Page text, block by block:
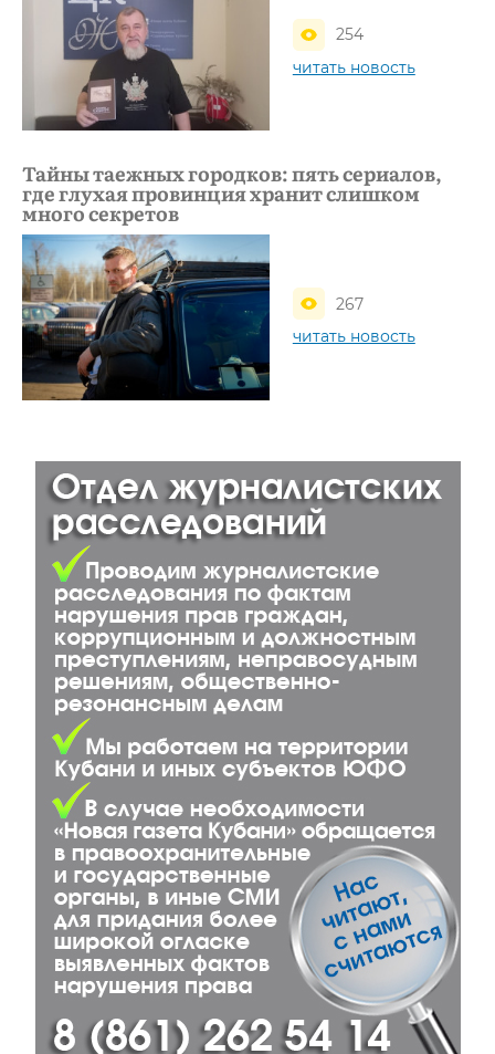
254
читать новость
Тайны таежных городков: пять сериалов,
где глухая провинция хранит слишком
много секретов
267
читать новость